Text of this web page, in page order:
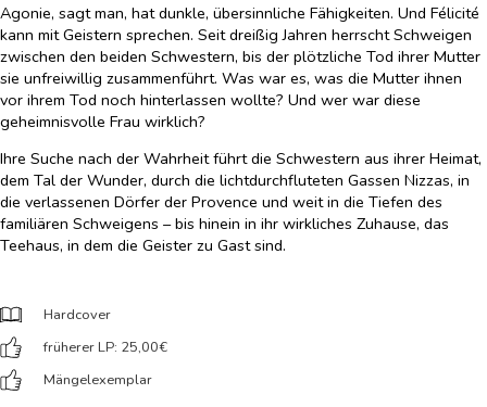
Agonie, sagt man, hat dunkle, übersinnliche Fähigkeiten. Und Félicité
kann mit Geistern sprechen. Seit dreißig Jahren herrscht Schweigen
zwischen den beiden Schwestern, bis der plötzliche Tod ihrer Mutter
sie unfreiwillig zusammenführt. Was war es, was die Mutter ihnen
vor ihrem Tod noch hinterlassen wollte? Und wer war diese
geheimnisvolle Frau wirklich?
Ihre Suche nach der Wahrheit führt die Schwestern aus ihrer Heimat,
dem Tal der Wunder, durch die lichtdurchfluteten Gassen Nizzas, in
die verlassenen Dörfer der Provence und weit in die Tiefen des
familiären Schweigens – bis hinein in ihr wirkliches Zuhause, das
Teehaus, in dem die Geister zu Gast sind.
Hardcover
früherer LP: 25,00€
Mängelexemplar